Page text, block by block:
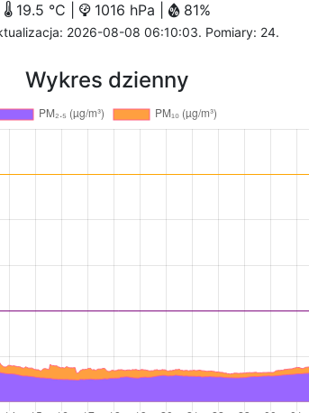
19.5 °C | 1016 hPa | 81%
2026-08-08 06:10:03. Pomiary: 24.
Wykres dzienny